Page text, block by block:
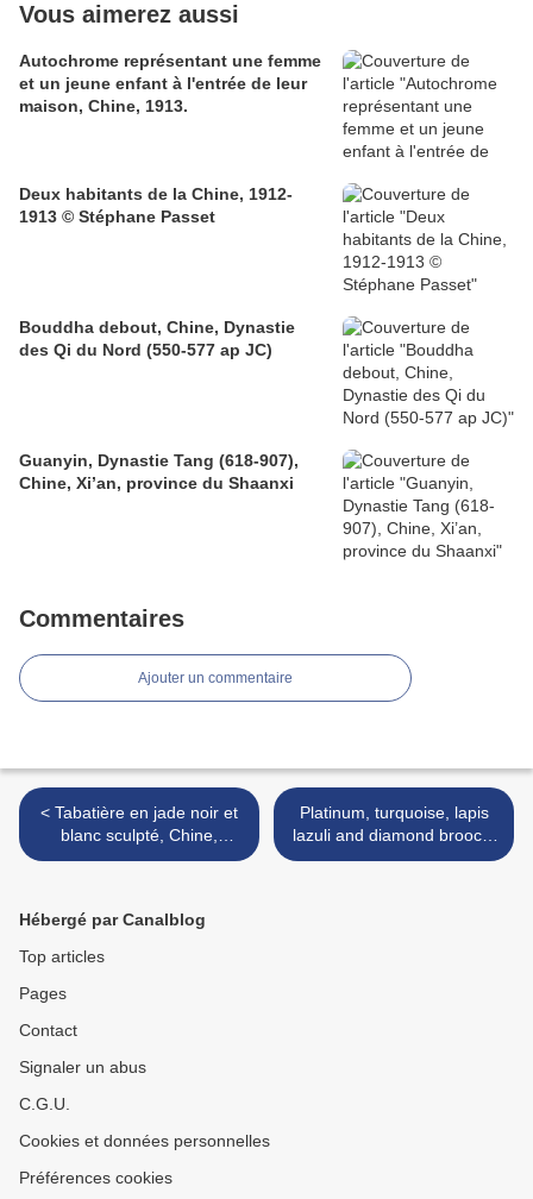
Vous aimerez aussi
Autochrome représentant une femme
et un jeune enfant à l'entrée de leur
maison, Chine, 1913.
Deux habitants de la Chine, 1912-
1913 © Stéphane Passet
Bouddha debout, Chine, Dynastie
des Qi du Nord (550-577 ap JC)
Guanyin, Dynastie Tang (618-907),
Chine, Xi’an, province du Shaanxi
Commentaires
Ajouter un commentaire
< Tabatière en jade noir et
blanc sculpté, Chine,
Dynastie Qing, XIXème
Platinum, turquoise, lapis
lazuli and diamond brooch,
Cartier >
Hébergé par Canalblog
Top articles
Pages
Contact
Signaler un abus
C.G.U.
Cookies et données personnelles
Préférences cookies